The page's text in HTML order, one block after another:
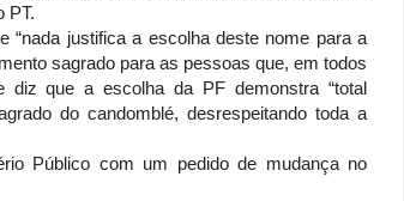
PT.
“nada justifica a escolha deste nome para a
sagrado para as pessoas que, em todos
diz que a escolha da PF demonstra “total
do candomblé, desrespeitando toda a
Público com um pedido de mudança no